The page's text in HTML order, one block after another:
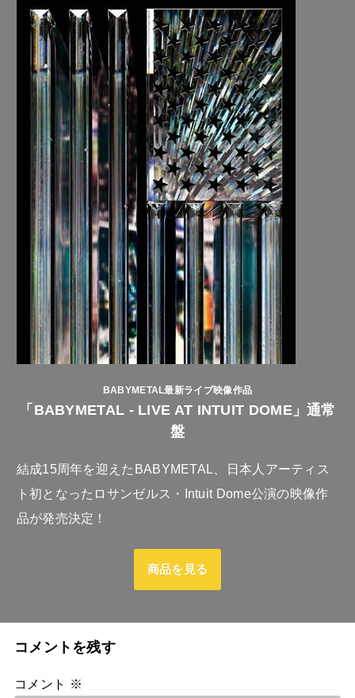
BABYMETAL最新ライブ映像作品
「BABYMETAL - LIVE AT INTUIT DOME」通常
盤
結成15周年を迎えたBABYMETAL、日本人アーティス
ト初となったロサンゼルス・Intuit Dome公演の映像作
品が発売決定！
商品を見る
コメントを残す
コメント ※